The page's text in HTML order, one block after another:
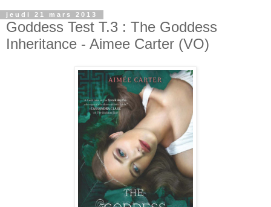
jeudi 21 mars 2013
Goddess Test T.3 : The Goddess
Inheritance - Aimee Carter (VO)